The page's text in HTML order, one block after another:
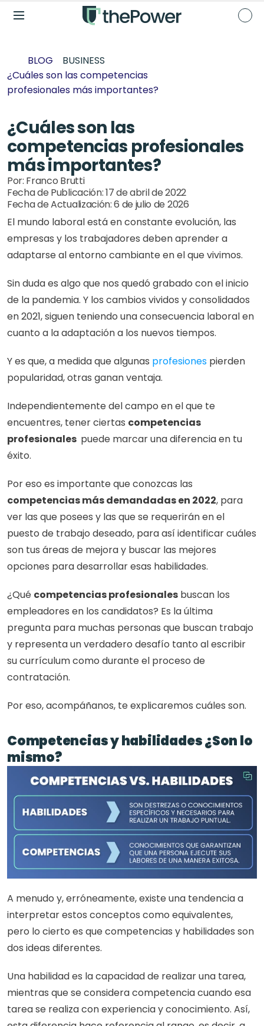
BLOG
BUSINESS
¿Cuáles son las competencias
profesionales más importantes?
¿Cuáles son las
competencias profesionales
más importantes?
Por: Franco Brutti
Fecha de Publicación: 17 de abril de 2022
Fecha de Actualización: 6 de julio de 2026
El mundo laboral está en constante evolución, las
empresas y los trabajadores deben aprender a
adaptarse al entorno cambiante en el que vivimos.
Sin duda es algo que nos quedó grabado con el inicio
de la pandemia. Y los cambios vividos y consolidados
en 2021, siguen teniendo una consecuencia laboral en
cuanto a la adaptación a los nuevos tiempos.
Y es que, a medida que algunas profesiones pierden
popularidad, otras ganan ventaja.
Independientemente del campo en el que te
encuentres, tener ciertas competencias
profesionales puede marcar una diferencia en tu
éxito.
competencias más demandadas en 2022, para
ver las que posees y las que se requerirán en el
puesto de trabajo deseado, para así identificar cuáles
son tus áreas de mejora y buscar las mejores
opciones para desarrollar esas habilidades.
¿Qué competencias profesionales buscan los
empleadores en los candidatos? Es la última
pregunta para muchas personas que buscan trabajo
y representa un verdadero desafío tanto al escribir
su currículum como durante el proceso de
contratación.
Por eso, acompáñanos, te explicaremos cuáles son.
Competencias y habilidades ¿Son lo
mismo?
A menudo y, erróneamente, existe una tendencia a
interpretar estos conceptos como equivalentes,
pero lo cierto es que competencias y habilidades son
dos ideas diferentes.
Una habilidad es la capacidad de realizar una tarea,
mientras que se considera competencia cuando esa
tarea se realiza con experiencia y conocimiento. Así,